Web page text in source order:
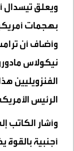
ويعلق تيسدال
بهجمات
وأضاف أن
نيكولاس
الفنزويليين
الرئيس
وأشار الكاتب
أجنبية بالقوة